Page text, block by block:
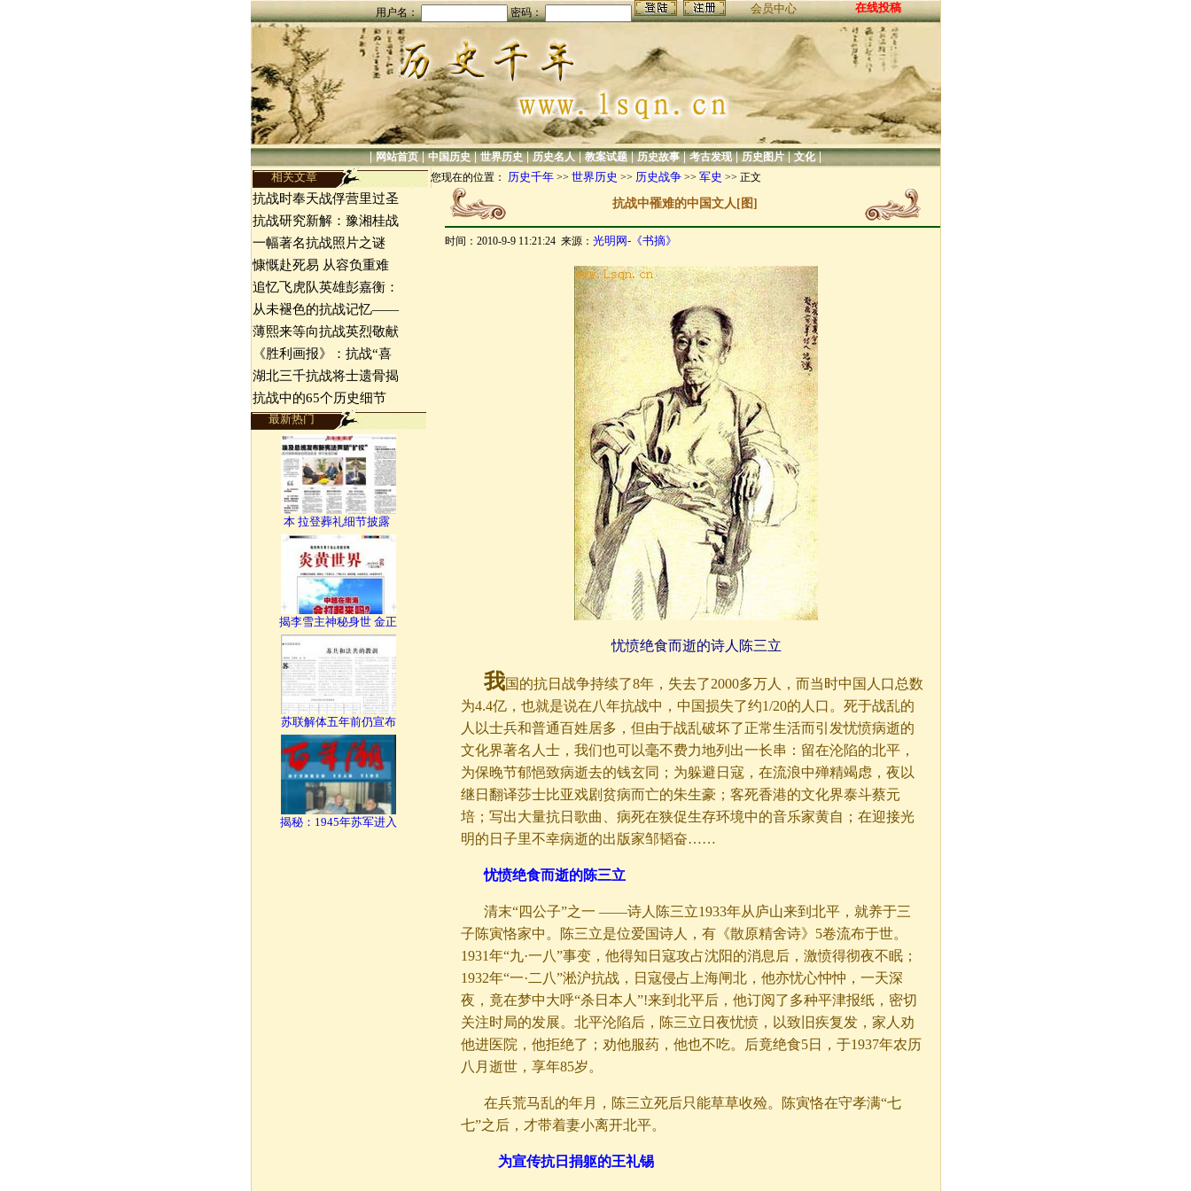
用户名： 密码： 会员中心 在线投稿
|网站首页|中国历史|世界历史|历史名人|教案试题|历史故事|考古发现|历史图片|文化|
相关文章
您现在的位置： 历史千年>> 世界历史 >> 历史战争>> 军史 >> 正文
抗战时奉天战俘营里过圣
抗战研究新解：豫湘桂战
一幅著名抗战照片之谜
慷慨赴死易 从容负重难
追忆飞虎队英雄彭嘉衡：
从未褪色的抗战记忆——
薄熙来等向抗战英烈敬献
《胜利画报》：抗战“喜
湖北三千抗战将士遗骨揭
抗战中的65个历史细节
最新热门
本 拉登葬礼细节披露
揭李雪主神秘身世 金正
苏联解体五年前仍宣布
揭秘：1945年苏军进入
抗战中罹难的中国文人[图]
时间：2010-9-9 11:21:24 来源： 光明网-《书摘》
忧愤绝食而逝的诗人陈三立
我国的抗日战争持续了8年，失去了2000多万人，而当时中国人口总数
为4.4亿，也就是说在八年抗战中，中国损失了约1/20的人口。死于战乱的
人以士兵和普通百姓居多，但由于战乱破坏了正常生活而引发忧愤病逝的
文化界著名人士，我们也可以毫不费力地列出一长串：留在沦陷的北平，
为保晚节郁悒致病逝去的钱玄同；为躲避日寇，在流浪中殚精竭虑，夜以
继日翻译莎士比亚戏剧贫病而亡的朱生豪；客死香港的文化界泰斗蔡元
培；写出大量抗日歌曲、病死在狭促生存环境中的音乐家黄自；在迎接光
明的日子里不幸病逝的出版家邹韬奋……
忧愤绝食而逝的陈三立
清末“四公子”之一 ——诗人陈三立1933年从庐山来到北平，就养于三
子陈寅恪家中。陈三立是位爱国诗人，有《散原精舍诗》5卷流布于世。
1931年“九·一八”事变，他得知日寇攻占沈阳的消息后，激愤得彻夜不眠；
1932年“一·二八”淞沪抗战，日寇侵占上海闸北，他亦忧心忡忡，一天深
夜，竟在梦中大呼“杀日本人”!来到北平后，他订阅了多种平津报纸，密切
关注时局的发展。北平沦陷后，陈三立日夜忧愤，以致旧疾复发，家人劝
他进医院，他拒绝了；劝他服药，他也不吃。后竟绝食5日，于1937年农历
八月逝世，享年85岁。
在兵荒马乱的年月，陈三立死后只能草草收殓。陈寅恪在守孝满“七
七”之后，才带着妻小离开北平。
为宣传抗日捐躯的王礼锡